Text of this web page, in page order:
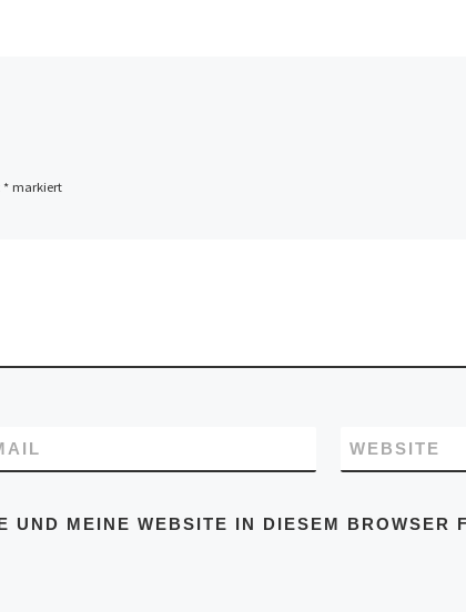
*markiert
WEBSITE
UND MEINE WEBSITE IN DIESEM BROWSER